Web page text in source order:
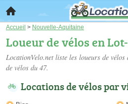
Accueil > Nouvelle-Aquitaine
Loueur de vélos en
LocationVelo.net liste les loueurs de
de vélos du 47.
Locations de vélos par